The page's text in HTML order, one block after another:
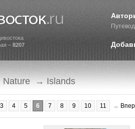
– 8207
Nature → Islands
3 4 5 6 7 8 9 10 11 →